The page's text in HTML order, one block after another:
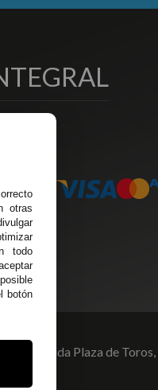
Avenida Plaza de Toros,
otras
todo
botón